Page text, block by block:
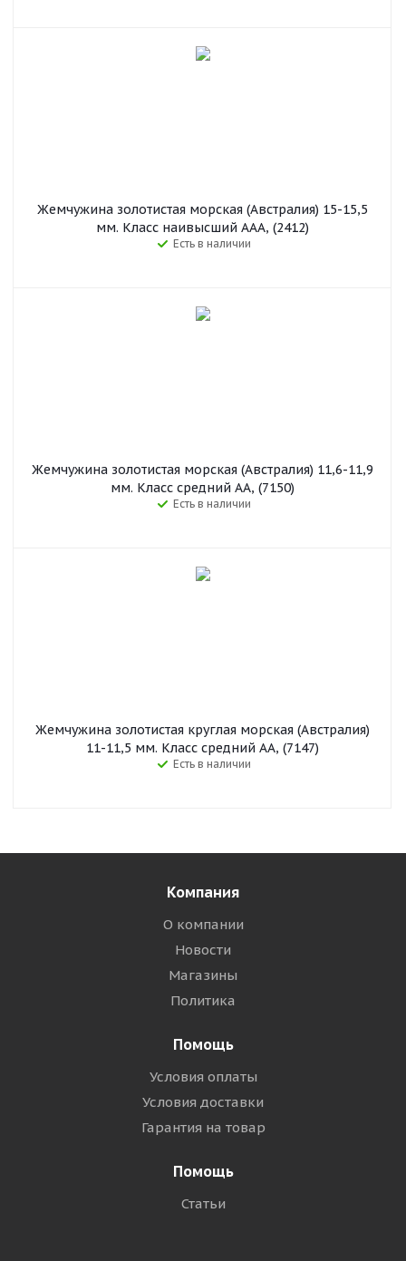
Жемчужина золотистая морская (Австралия) 15-15,5
мм. Класс наивысший ААА, (2412)
Есть в наличии
Жемчужина золотистая морская (Австралия) 11,6-11,9
мм. Класс средний АА, (7150)
Есть в наличии
Жемчужина золотистая круглая морская (Австралия)
11-11,5 мм. Класс средний АА, (7147)
Есть в наличии
Компания
О компании
Новости
Магазины
Политика
Помощь
Условия оплаты
Условия доставки
Гарантия на товар
Помощь
Статьи